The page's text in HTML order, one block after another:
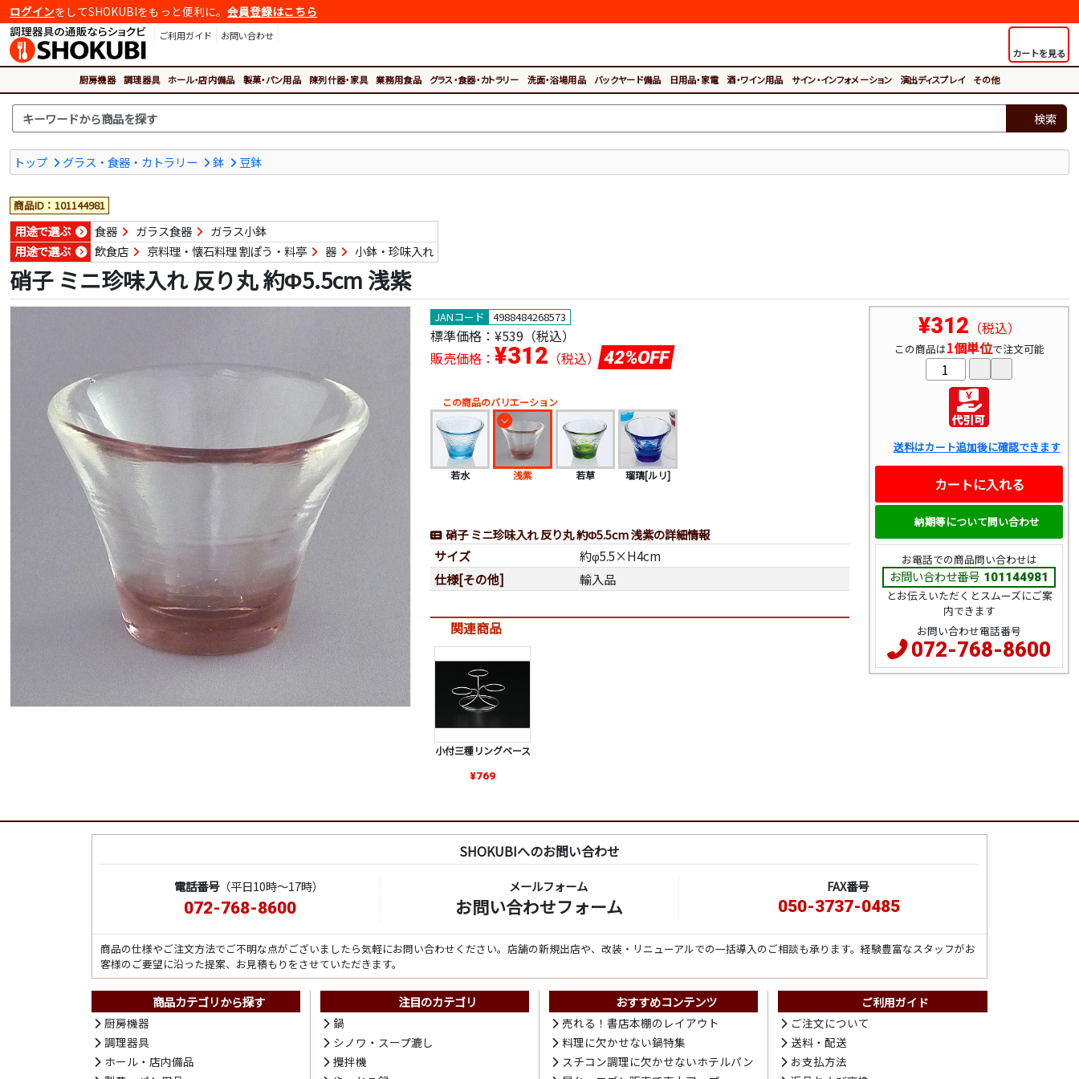
ログインをしてSHOKUBIをもっと便利に。 会員登録はこちら
ご利用ガイド
お問い合わせ
カートを見る
厨房機器 調理器具 ホール・店内備品 製菓・パン用品 陳列什器・家具 業務用食品 グラス・食器・カトラリー 洗面・浴場用品 バックヤード備品 日用品・家電 酒・ワイン用品 サイン・インフォメーション 演出ディスプレイ その他
検索
トップ グラス・食器・カトラリー 鉢 豆鉢
商品ID：101144981
用途で選ぶ 食器 ガラス食器
ガラス小鉢
用途で選ぶ
飲食店 京料理・懐石料理 割ぽう・料亭 器 小鉢・珍味入れ
硝子 ミニ珍味入れ 反り丸 約Φ5.5cm 浅紫
JANコード 4988484268573
標準価格： ¥539（税込）
販売価格： ¥312 （税込） 42%OFF
この商品のバリエーション
若水 浅紫 若草 瑠璃[ルリ]
硝子 ミニ珍味入れ 反り丸 約Φ5.5cm 浅紫の詳細情報
サイズ
約φ5.5×H4cm
仕様[その他]
輸入品
関連商品
小付三種リングベース
¥769
¥312 （税込）
この商品は1個単位で注文可能
送料はカート追加後に確認できます
カートに入れる
納期等について問い合わせ
お電話での商品問い合わせは
お問い合わせ番号 101144981
とお伝えいただくとスムーズにご案
内できます
お問い合わせ電話番号
072-768-8600
SHOKUBIへのお問い合わせ
電話番号（平日10時～17時）
072-768-8600
メールフォーム
お問い合わせフォーム
FAX番号
050-3737-0485
商品の仕様やご注文方法でご不明な点がございましたら気軽にお問い合わせください。店舗の新規出店や、改装・リニューアルでの一括導入のご相談も承ります。経験豊富なスタッフがお
客様のご要望に沿った提案、お見積もりをさせていただきます。
商品カテゴリから探す
厨房機器
調理器具
ホール・店内備品
注目のカテゴリ
鍋
シノワ・スープ漉し
攪拌機
おすすめコンテンツ
売れる！書店本棚のレイアウト
料理に欠かせない鍋特集
スチコン調理に欠かせないホテルパン
ご利用ガイド
ご注文について
送料・配送
お支払方法